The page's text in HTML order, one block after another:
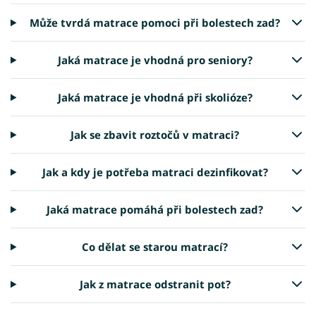
Může tvrdá matrace pomoci při bolestech zad?
Jaká matrace je vhodná pro seniory?
Jaká matrace je vhodná při skolióze?
Jak se zbavit roztočů v matraci?
Jak a kdy je potřeba matraci dezinfikovat?
Jaká matrace pomáhá při bolestech zad?
Co dělat se starou matrací?
Jak z matrace odstranit pot?